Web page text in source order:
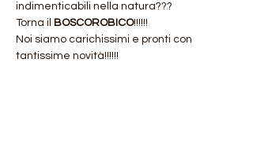
indimenticabili nella natura???
Torna il
BOSCOROBICO!!!!!!
Noi siamo carichissimi e pronti con
tantissime novità!!!!!!